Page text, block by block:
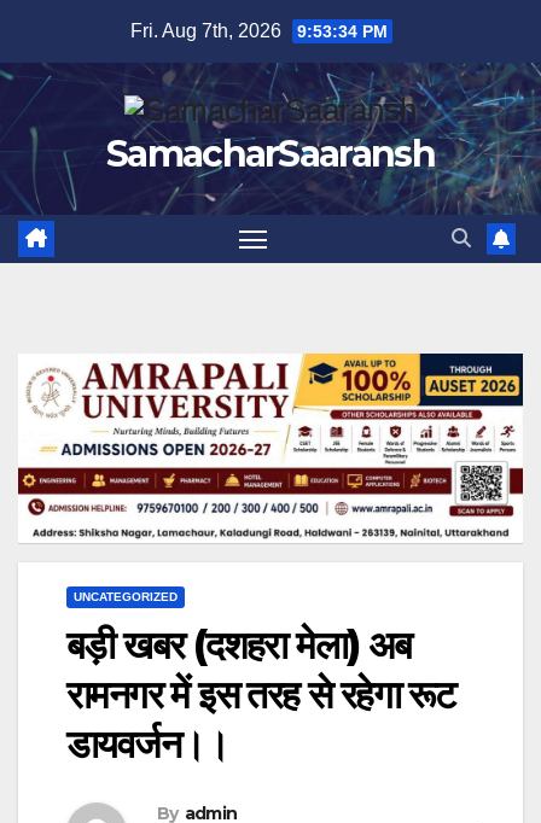
content
Fri. Aug 7th, 2026 9:53:35 PM
SamacharSaaransh
UNCATEGORIZED
बड़ी खबर (दशहरा मेला) अब
रामनगर में इस तरह से रहेगा रूट
डायवर्जन।।
By admin